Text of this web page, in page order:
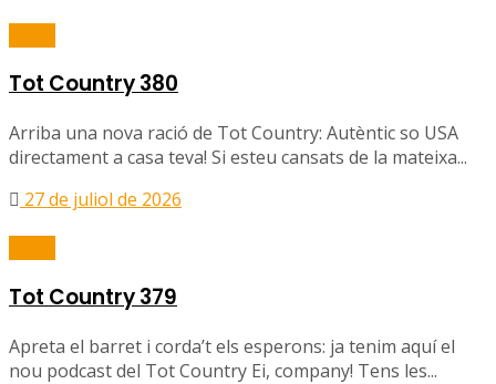
Tot Country 380
Arriba una nova ració de Tot Country: Autèntic so USA
directament a casa teva! Si esteu cansats de la mateixa...
27 de juliol de 2026
Tot Country 379
Apreta el barret i corda’t els esperons: ja tenim aquí el
nou podcast del Tot Country Ei, company! Tens les...